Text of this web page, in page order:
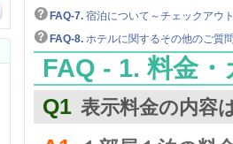
FAQ-7. 宿泊について～チェックアウ
FAQ-8. ホテルに関するその他のご質
FAQ - 1. 料金
Q1 表示料金の内容